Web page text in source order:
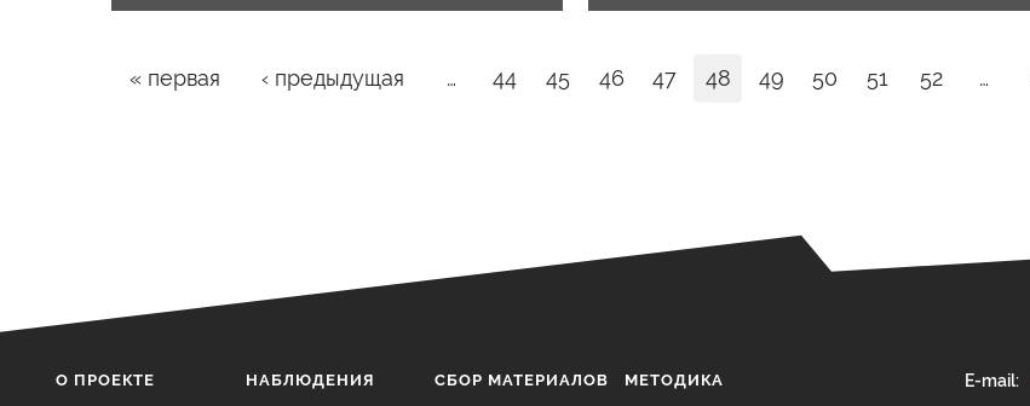
« первая ‹ предыдущая … 44 45 46 47 48 49 50 51 52 …
О ПРОЕКТЕ НАБЛЮДЕНИЯ CБОР МАТЕРИАЛОВ МЕТОДИКА E-mail: